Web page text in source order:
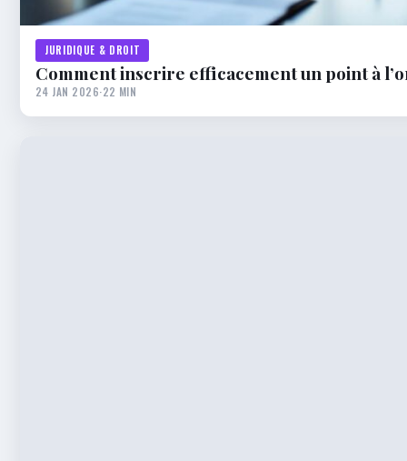
JURIDIQUE & DROIT
Comment inscrire efficacement un point à
24 JAN 2026·22 MIN